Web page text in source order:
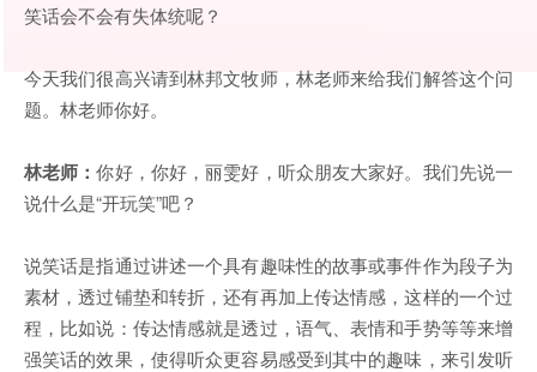
笑话会不会有失体统呢？
今天我们很高兴请到林邦文牧师，林老师来给我们解答这个问
题。林老师你好。
林老师：你好，你好，丽雯好，听众朋友大家好。我们先说一
说什么是“开玩笑”吧？
说笑话是指通过讲述一个具有趣味性的故事或事件作为段子为
素材，透过铺垫和转折，还有再加上传达情感，这样的一个过
程，比如说：传达情感就是透过，语气、表情和手势等等来增
强笑话的效果，使得听众更容易感受到其中的趣味，来引发听